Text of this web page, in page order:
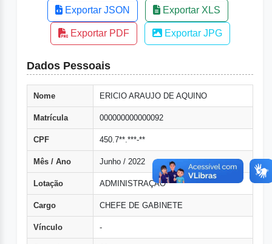
Exportar JSON Exportar XLS
Exportar PDF Exportar JPG
Dados Pessoais
Nome ERICIO ARAUJO DE AQUINO
Matrícula 000000000000092
CPF 450.7**.***-**
Mês / Ano Junho / 2022
Lotação ADMINISTRAÇÃO
Cargo CHEFE DE GABINETE
Vínculo -